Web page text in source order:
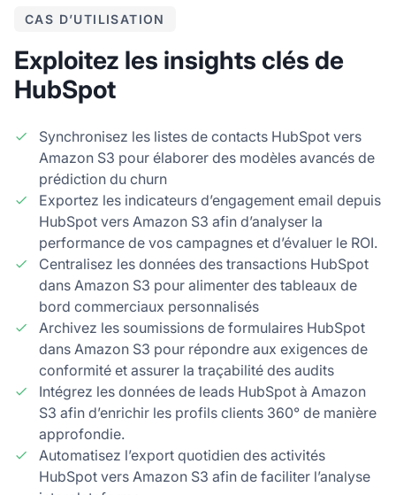
CAS D’UTILISATION
Exploitez les insights clés de
HubSpot
Synchronisez les listes de contacts HubSpot vers
Amazon S3 pour élaborer des modèles avancés de
prédiction du churn
Exportez les indicateurs d’engagement email depuis
HubSpot vers Amazon S3 afin d’analyser la
performance de vos campagnes et d’évaluer le ROI.
Centralisez les données des transactions HubSpot
dans Amazon S3 pour alimenter des tableaux de
bord commerciaux personnalisés
Archivez les soumissions de formulaires HubSpot
dans Amazon S3 pour répondre aux exigences de
conformité et assurer la traçabilité des audits
Intégrez les données de leads HubSpot à Amazon
S3 afin d’enrichir les profils clients 360° de manière
approfondie.
Automatisez l’export quotidien des activités
HubSpot vers Amazon S3 afin de faciliter l’analyse